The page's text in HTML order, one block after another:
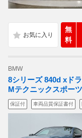
無
料
BMW
8シリーズ 840d xド
Mテクニックスポー
保証付 車両品質保証書付